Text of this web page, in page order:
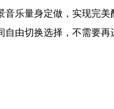
乐量身定做，实现完
由切换选择，不需要再